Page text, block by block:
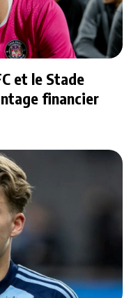
et le Stade
financier